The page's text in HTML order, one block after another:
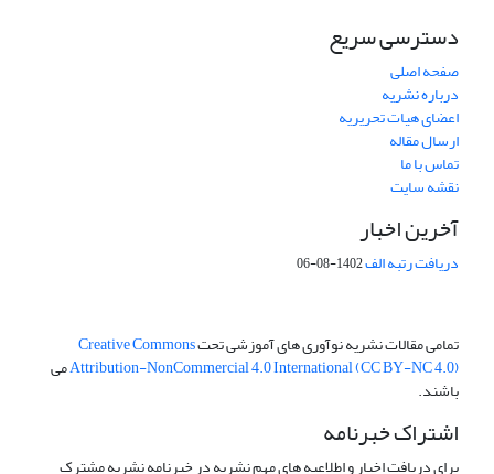
دسترسی سریع
صفحه اصلی
درباره نشریه
اعضای هیات تحریریه
ارسال مقاله
تماس با ما
نقشه سایت
آخرین اخبار
دریافت رتبه الف1402-08-06
تمامی مقالات نشریه نوآوری های آموزشی تحتCreative Commons
Attribution-NonCommercial 4.0 International (CC BY-NC 4.0)می
باشند.
اشتراک خبرنامه
برای دریافت اخبار و اطلاعیه های مهم نشریه در خبرنامه نشریه مشترک